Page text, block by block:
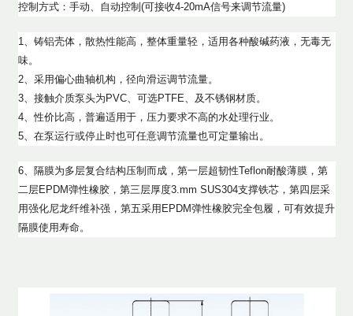
控制方式：手动、自动控制(可接收4-20mA信号来调节流量)
1、铸铝壳体，散热性能高，整体重量轻，适用各种酸碱药液，无毒无
味。
2、采用偏心曲轴机构，径向滑运调节流量。
3、接触介质泵头为PVC、可选PTFE、及不锈钢材质。
4、性价比高，普遍适用于，压力要求不高的水处理行业。
5、在泵运行或停止时也可任意调节流量也可定量输出。
6、隔膜为多层复合结构压制而成，第一层超韧性Teflon耐酸薄膜，第
二层EPDM弹性橡胶，第三层厚度3.mm SUS304支撑铁芯，第四层采
用强化尼龙纤维补强，第五采用EPDM弹性橡胶完全包履，可有效提升
隔膜使用寿命。